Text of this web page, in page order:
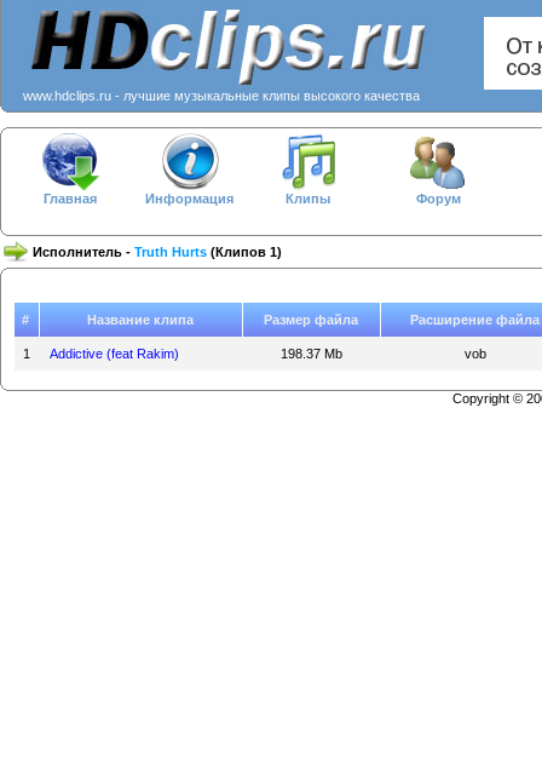
www.hdclips.ru - лучшие музыкальные клипы высокого качества
Главная Информация Клипы Форум
Исполнитель - Truth Hurts (Клипов 1)
# Название клипа Размер файла Расширение файла
1 Addictive (feat Rakim) 198.37 Mb vob
Copyright ©